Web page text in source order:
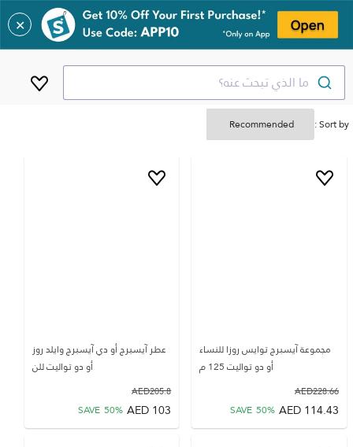
✕
ما الذي تبحث عنه؟
Sort by :
مجموعة آيسبرج توايس روزا للنساء
أو دو تواليت 125 م
228.66
AED
114.43
AED
SAVE 50%
عطر آيسبرج أو دي آيسبرج وايلد روز
أو دو تواليت للن
205.8
AED
103
AED
SAVE 50%